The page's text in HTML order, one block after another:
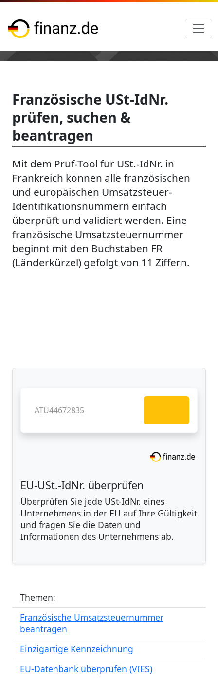
Französische USt-IdNr.
prüfen, suchen &
beantragen
Mit dem Prüf-Tool für USt.-IdNr. in
Frankreich können alle französischen
und europäischen Umsatzsteuer-
Identifikationsnummern einfach
überprüft und validiert werden. Eine
französische Umsatzsteuernummer
beginnt mit den Buchstaben FR
(Länderkürzel) gefolgt von 11 Ziffern.
EU-USt.-IdNr. überprüfen
Überprüfen Sie jede USt-IdNr. eines
Unternehmens in der EU auf Ihre Gültigkeit
und fragen Sie die Daten und
Informationen des Unternehmens ab.
Themen:
Französische Umsatzsteuernummer
beantragen
Einzigartige Kennzeichnung
EU-Datenbank überprüfen (VIES)